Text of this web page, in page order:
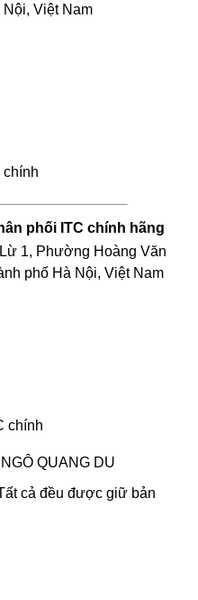
Nội, Việt Nam
phối ITC chính hãng
1, Phường Hoàng Văn
phố Hà Nội, Việt Nam
QUANG DU
cả đều được giữ bản